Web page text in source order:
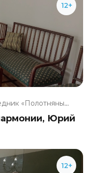
12+
Музей-заповедник «Полотняный З...
Юрий
12+